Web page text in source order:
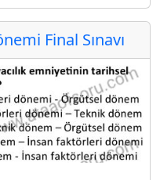
Final Sınavı